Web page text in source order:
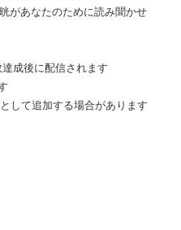
があなたのために読み聞かせ
成後に配信されます
して追加する場合があります